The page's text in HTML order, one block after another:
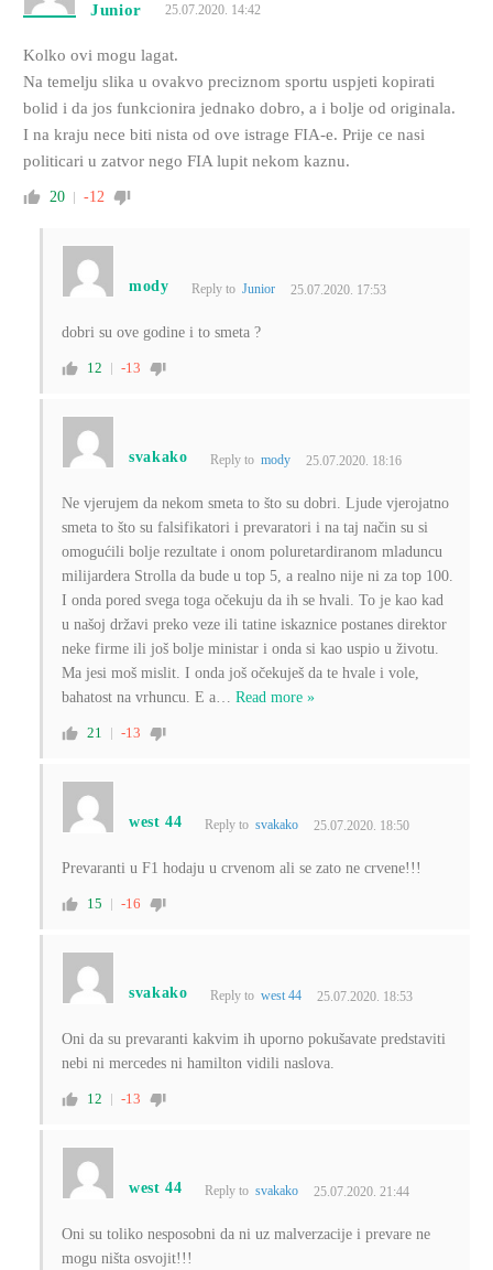
Junior 25.07.2020. 14:42
Kolko ovi mogu lagat.
Na temelju slika u ovakvo preciznom sportu uspjeti kopirati
bolid i da jos funkcionira jednako dobro, a i bolje od originala.
I na kraju nece biti nista od ove istrage FIA-e. Prije ce nasi
politicari u zatvor nego FIA lupit nekom kaznu.
20 -12
mody Reply to Junior 25.07.2020. 17:53
dobri su ove godine i to smeta ?
12 -13
svakako Reply to mody 25.07.2020. 18:16
Ne vjerujem da nekom smeta to što su dobri. Ljude vjerojatno
smeta to što su falsifikatori i prevaratori i na taj način su si
omogućili bolje rezultate i onom poluretardiranom mladuncu
milijardera Strolla da bude u top 5, a realno nije ni za top 100.
I onda pored svega toga očekuju da ih se hvali. To je kao kad
u našoj državi preko veze ili tatine iskaznice postanes direktor
neke firme ili još bolje ministar i onda si kao uspio u životu.
Ma jesi moš mislit. I onda još očekuješ da te hvale i vole,
bahatost na vrhuncu. E a… Read more »
21 -13
west 44 Reply to svakako 25.07.2020. 18:50
Prevaranti u F1 hodaju u crvenom ali se zato ne crvene!!!
15 -16
svakako Reply to west 44 25.07.2020. 18:53
Oni da su prevaranti kakvim ih uporno pokušavate predstaviti
nebi ni mercedes ni hamilton vidili naslova.
12 -13
west 44 Reply to svakako 25.07.2020. 21:44
Oni su toliko nesposobni da ni uz malverzacije i prevare ne
mogu ništa osvojit!!!